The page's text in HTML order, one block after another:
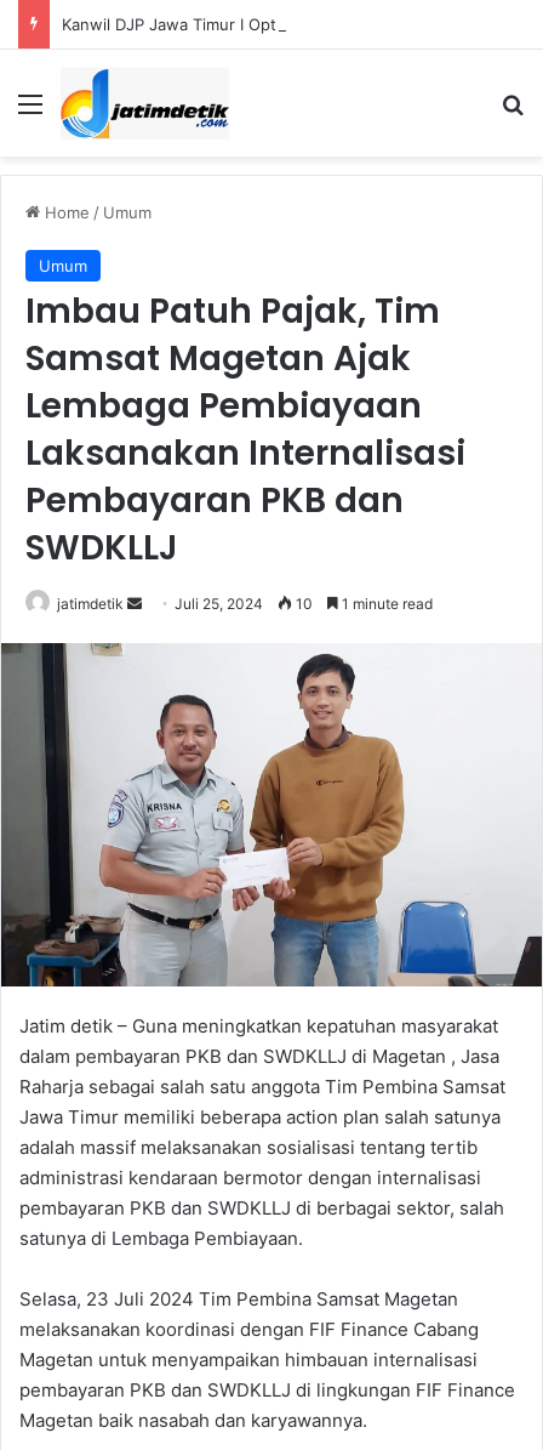
Menu
Home / Umum
Umum
Imbau Patuh Pajak, Tim
Samsat Magetan Ajak
Lembaga Pembiayaan
Laksanakan Internalisasi
Pembayaran PKB dan
SWDKLLJ
jatimdetik
e
m
a
i
l
Juli 25, 2024 10 1 minute read
Jatim detik – Guna meningkatkan kepatuhan masyarakat
dalam pembayaran PKB dan SWDKLLJ di Magetan , Jasa
Raharja sebagai salah satu anggota Tim Pembina Samsat
Jawa Timur memiliki beberapa action plan salah satunya
adalah massif melaksanakan sosialisasi tentang tertib
administrasi kendaraan bermotor dengan internalisasi
pembayaran PKB dan SWDKLLJ di berbagai sektor, salah
satunya di Lembaga Pembiayaan.
Selasa, 23 Juli 2024 Tim Pembina Samsat Magetan
melaksanakan koordinasi dengan FIF Finance Cabang
Magetan untuk menyampaikan himbauan internalisasi
pembayaran PKB dan SWDKLLJ di lingkungan FIF Finance
Magetan baik nasabah dan karyawannya.